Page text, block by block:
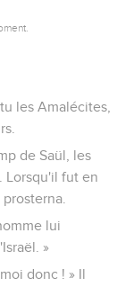
les Amalécites,
de Saül, les
Lorsqu'il fut en
lui
»
donc ! » Il